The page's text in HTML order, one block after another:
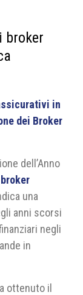
broker
in
dei Broker
dell’Anno
una
anni scorsi
negli
in
ottenuto il